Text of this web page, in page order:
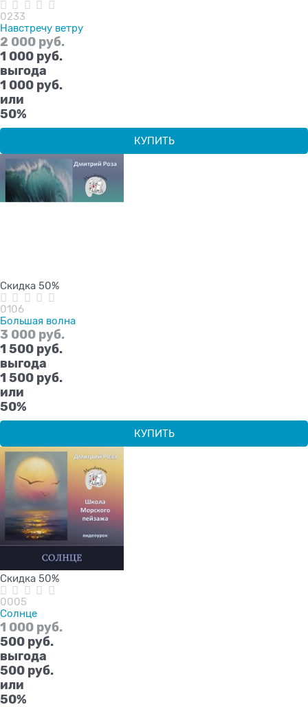
0233
Навстречу ветру
2 000 руб.
1 000 руб.
выгода
1 000 руб.
или
50%
КУПИТЬ
Скидка 50%
0106
Большая волна
3 000 руб.
1 500 руб.
выгода
1 500 руб.
или
50%
КУПИТЬ
Скидка 50%
0005
Солнце
1 000 руб.
500 руб.
выгода
500 руб.
или
50%